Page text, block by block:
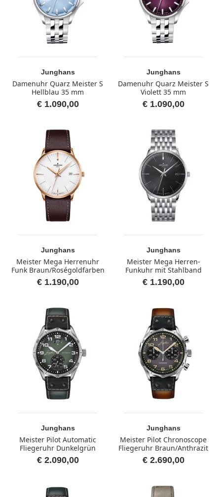
Junghans
Damenuhr Quarz Meister S
Hellblau 35 mm
€ 1.090,00
Junghans
Damenuhr Quarz Meister S
Violett 35 mm
€ 1.090,00
Junghans
Meister Mega Herrenuhr
Funk Braun/Roségoldfarben
€ 1.190,00
Junghans
Meister Mega Herren-
Funkuhr mit Stahlband
€ 1.190,00
Junghans
Meister Pilot Automatic
Fliegeruhr Dunkelgrün
€ 2.090,00
Junghans
Meister Pilot Chronoscope
Fliegeruhr Braun/Anthrazit
€ 2.690,00